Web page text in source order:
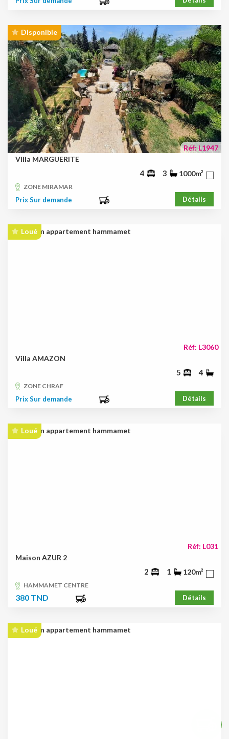
Disponible
Réf: L1947
Villa MARGUERITE
4 3 1000m²
ZONE MIRAMAR
Prix Sur demande Détails
Loué
Réf: L3060
Villa AMAZON
5 4
ZONE CHRAF
Prix Sur demande Détails
Loué
Réf: L031
Maison AZUR 2
2 1 120m²
HAMMAMET CENTRE
380 TND Détails
Loué